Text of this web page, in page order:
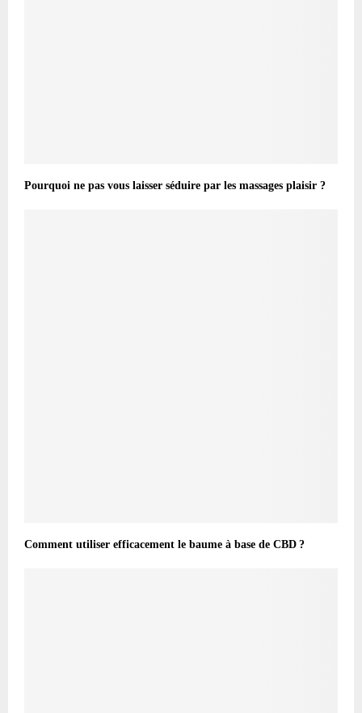
Pourquoi ne pas vous laisser séduire par les massages plaisir ?
Comment utiliser efficacement le baume à base de CBD ?